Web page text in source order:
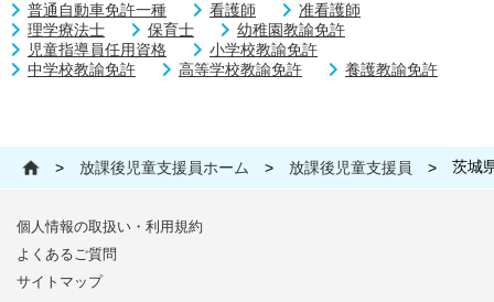
普通自動車免許一種 看護師
准看護師
理学療法士
保育士
幼稚園教諭免許
児童指導員任用資格
小学校教諭免許
中学校教諭免許
高等学校教諭免許 養護教諭免許
> 放課後児童支援員ホーム > 放課後児童支援員 > 茨城
個人情報の取扱い・利用規約
よくあるご質問
サイトマップ